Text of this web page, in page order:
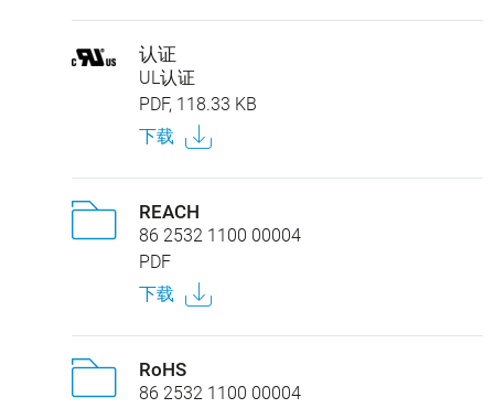
认证
UL认证
PDF, 118.33 KB
下载
REACH
86 2532 1100 00004
PDF
下载
RoHS
86 2532 1100 00004